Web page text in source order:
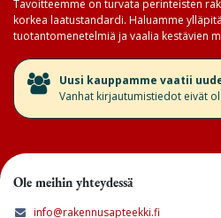
Tavoitteemme on turvata perinteisten
korkea laatustandardi. Haluamme
tuotantomenetelmiä ja vaalia kestävien
​Uusi kauppamme vaatii
Vanhat kirjautumistiedot eivät
Ole meihin yhteydessä
info@rakennusapteekki.fi